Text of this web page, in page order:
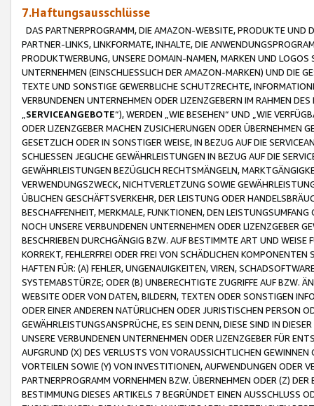
7.Haftungsausschlüsse
DAS PARTNERPROGRAMM, DIE AMAZON-WEBSITE, PRODUKTE UND
PARTNER-LINKS, LINKFORMATE, INHALTE, DIE
PRODUKTWERBUNG, UNSERE DOMAIN-NAMEN, MARKEN UND
UNTERNEHMEN (EINSCHLIESSLICH DER AMAZON-MARKEN) UND DIE
TEXTE UND SONSTIGE GEWERBLICHE SCHUTZRECHTE,
VERBUNDENEN UNTERNEHMEN ODER LIZENZGEBERN IM RAHMEN
SERVICEANGEBOTE“), WERDEN „WIE BESEHEN“ UND „WIE
ODER LIZENZGEBER MACHEN ZUSICHERUNGEN ODER ÜBERNEHMEN
GESETZLICH ODER IN SONSTIGER WEISE, IN BEZUG AUF DIE
SCHLIESSEN JEGLICHE GEWÄHRLEISTUNGEN IN BEZUG AUF DIE
GEWÄHRLEISTUNGEN BEZÜGLICH RECHTSMÄNGELN,
VERWENDUNGSZWECK, NICHTVERLETZUNG SOWIE
ÜBLICHEN GESCHÄFTSVERKEHR, DER LEISTUNG ODER
BESCHAFFENHEIT, MERKMALE, FUNKTIONEN, DEN
NOCH UNSERE VERBUNDENEN UNTERNEHMEN ODER LIZENZGEBER
BESCHRIEBEN DURCHGÄNGIG BZW. AUF BESTIMMTE ART UND
KORREKT, FEHLERFREI ODER FREI VON SCHÄDLICHEN
HAFTEN FÜR: (A) FEHLER, UNGENAUIGKEITEN, VIREN,
SYSTEMABSTÜRZE; ODER (B) UNBERECHTIGTE ZUGRIFFE AUF BZW.
WEBSITE ODER VON DATEN, BILDERN, TEXTEN ODER SONSTIGEN
ODER EINER ANDEREN NATÜRLICHEN ODER JURISTISCHEN PERSON
GEWÄHRLEISTUNGSANSPRÜCHE, ES SEIN DENN, DIESE SIND IN
UNSERE VERBUNDENEN UNTERNEHMEN ODER LIZENZGEBER FÜR
AUFGRUND (X) DES VERLUSTS VON VORAUSSICHTLICHEN
VORTEILEN SOWIE (Y) VON INVESTITIONEN, AUFWENDUNGEN ODER
PARTNERPROGRAMM VORNEHMEN BZW. ÜBERNEHMEN ODER (Z)
BESTIMMUNG DIESES ARTIKELS 7 BEGRÜNDET EINEN AUSSCHLUSS